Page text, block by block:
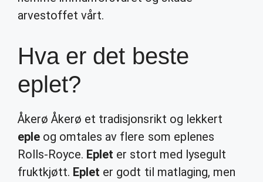
arvestoffet vårt.
Hva er det beste
eplet?
Åkerø Åkerø et tradisjonsrikt og lekkert
eple og omtales av flere som eplenes
Rolls-Royce. Eplet er stort med lysegult
fruktkjøtt. Eplet er godt til matlaging, men